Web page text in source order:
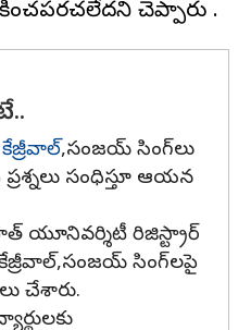
,సంజయ్‌ సింగ్‌లు
సంధిస్తూ ఆయన
యూనివర్శిటీ రిజిస్ట్రార్
సింగ్‌లపై
చేశారు.